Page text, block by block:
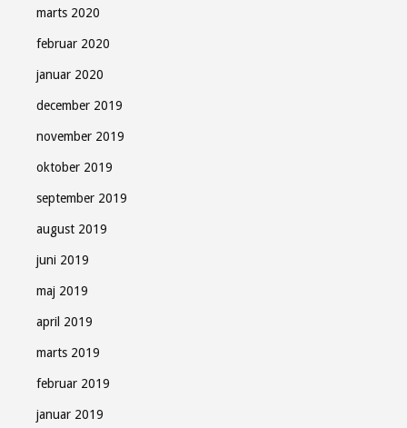
marts 2020
februar 2020
januar 2020
december 2019
november 2019
oktober 2019
september 2019
august 2019
juni 2019
maj 2019
april 2019
marts 2019
februar 2019
januar 2019